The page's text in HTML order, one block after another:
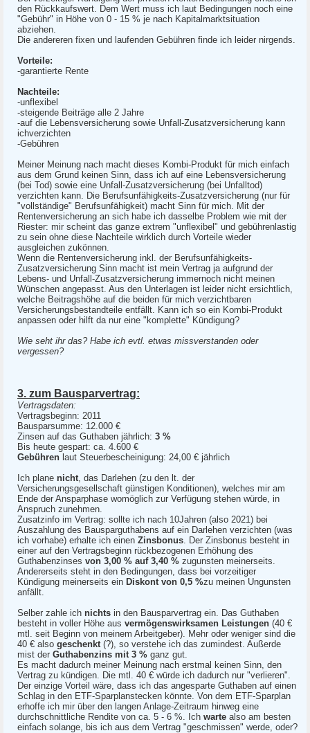
den Rückkaufswert. Dem Wert muss ich laut Bedingungen noch eine
"Gebühr" in Höhe von 0 - 15 % je nach Kapitalmarktsituation
abziehen.
Die andereren fixen und laufenden Gebühren finde ich leider nirgends.
Vorteile:
-garantierte Rente
Nachteile:
-unflexibel
-steigende Beiträge alle 2 Jahre
-auf die Lebensversicherung sowie Unfall-Zusatzversicherung kann
ichverzichten
-Gebühren
Meiner Meinung nach macht dieses Kombi-Produkt für mich einfach
aus dem Grund keinen Sinn, dass ich auf eine Lebensversicherung
(bei Tod) sowie eine Unfall-Zusatzversicherung (bei Unfalltod)
verzichten kann. Die Berufsunfähigkeits-Zusatzversicherung (nur für
"vollständige" Berufsunfähigkeit) macht Sinn für mich. Mit der
Rentenversicherung an sich habe ich dasselbe Problem wie mit der
Riester: mir scheint das ganze extrem "unflexibel" und gebührenlastig
zu sein ohne diese Nachteile wirklich durch Vorteile wieder
ausgleichen zukönnen.
Wenn die Rentenversicherung inkl. der Berufsunfähigkeits-
Zusatzversicherung Sinn macht ist mein Vertrag ja aufgrund der
Lebens- und Unfall-Zusatzversicherung immernoch nicht meinen
Wünschen angepasst. Aus den Unterlagen ist leider nicht ersichtlich,
welche Beitragshöhe auf die beiden für mich verzichtbaren
Versicherungsbestandteile entfällt. Kann ich so ein Kombi-Produkt
anpassen oder hilft da nur eine "komplette" Kündigung?
Wie seht ihr das? Habe ich evtl. etwas missverstanden oder
vergessen?
3. zum Bausparvertrag:
Vertragsdaten:
Vertragsbeginn: 2011
Bausparsumme: 12.000 €
Zinsen auf das Guthaben jährlich: 3 %
Bis heute gespart: ca. 4.600 €
Gebühren laut Steuerbescheinigung: 24,00 € jährlich
Ich plane nicht, das Darlehen (zu den lt. der
Versicherungsgesellschaft günstigen Konditionen), welches mir am
Ende der Ansparphase womöglich zur Verfügung stehen würde, in
Anspruch zunehmen.
Zusatzinfo im Vertrag: sollte ich nach 10Jahren (also 2021) bei
Auszahlung des Bausparguthabens auf ein Darlehen verzichten (was
ich vorhabe) erhalte ich einen Zinsbonus. Der Zinsbonus besteht in
einer auf den Vertragsbeginn rückbezogenen Erhöhung des
Guthabenzinses von 3,00 % auf 3,40 % zugunsten meinerseits.
Andererseits steht in den Bedingungen, dass bei vorzeitiger
Kündigung meinerseits ein Diskont von 0,5 %zu meinen Ungunsten
anfällt.
Selber zahle ich nichts in den Bausparvertrag ein. Das Guthaben
besteht in voller Höhe aus vermögenswirksamen Leistungen (40 €
mtl. seit Beginn von meinem Arbeitgeber). Mehr oder weniger sind die
40 € also geschenkt(?), so verstehe ich das zumindest. Außerde
mist der Guthabenzins mit 3 % ganz gut.
Es macht dadurch meiner Meinung nach erstmal keinen Sinn, den
Vertrag zu kündigen. Die mtl. 40 € würde ich dadurch nur "verlieren".
Der einzige Vorteil wäre, dass ich das angesparte Guthaben auf einen
Schlag in den ETF-Sparplanstecken könnte. Von dem ETF-Sparplan
erhoffe ich mir über den langen Anlage-Zeitraum hinweg eine
durchschnittliche Rendite von ca. 5 - 6 %. Ich warte also am besten
einfach solange, bis ich aus dem Vertrag "geschmissen" werde, oder?